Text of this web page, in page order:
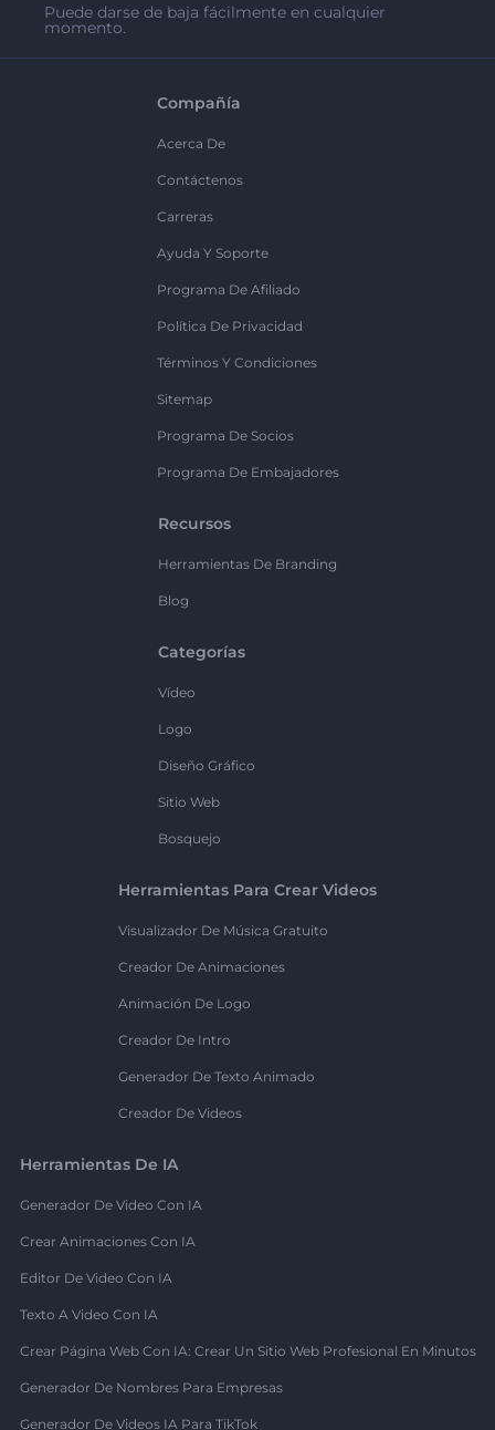
Puede darse de baja fácilmente en cualquier
momento.
Compañía
Acerca De
Contáctenos
Carreras
Ayuda Y Soporte
Programa De Afiliado
Política De Privacidad
Términos Y Condiciones
Sitemap
Programa De Socios
Programa De Embajadores
Recursos
Herramientas De Branding
Blog
Categorías
Vídeo
Logo
Diseño Gráfico
Sitio Web
Bosquejo
Herramientas Para Crear Videos
Visualizador De Música Gratuito
Creador De Animaciones
Animación De Logo
Creador De Intro
Generador De Texto Animado
Creador De Videos
Herramientas De IA
Generador De Video Con IA
Crear Animaciones Con IA
Editor De Video Con IA
Texto A Video Con IA
Crear Página Web Con IA: Crear Un Sitio Web Profesional En Minutos
Generador De Nombres Para Empresas
Generador De Videos IA Para TikTok